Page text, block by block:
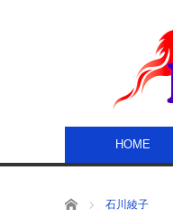
HOME
ホーム 石川綾子